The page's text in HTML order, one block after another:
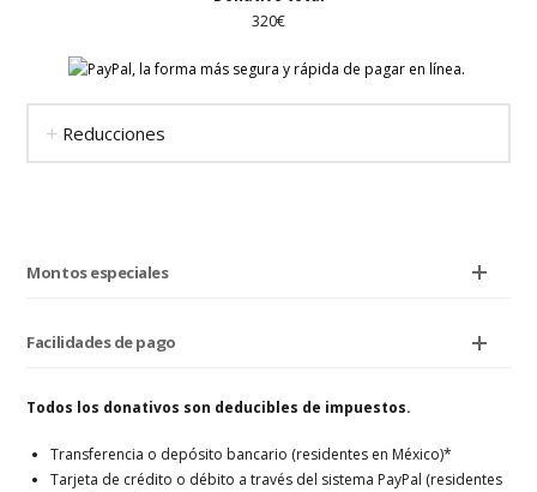
320€
Reducciones
Montos especiales
Facilidades de pago
Todos los donativos son deducibles de impuestos.
Transferencia o depósito bancario (residentes en México)*
Tarjeta de crédito o débito a través del sistema PayPal (residentes